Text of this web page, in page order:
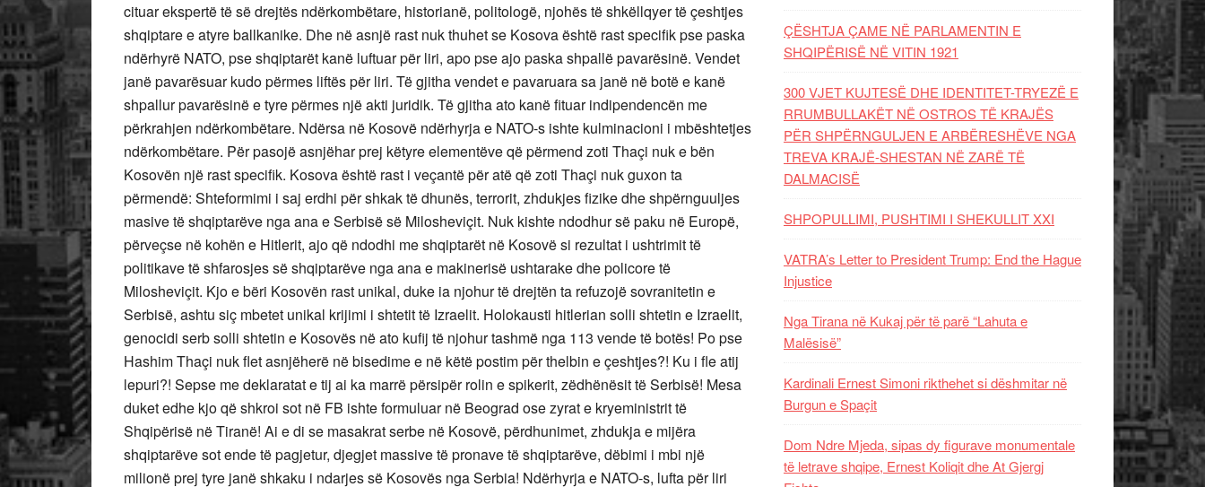
cituar ekspertë të së drejtës ndërkombëtare, historianë, politologë, njohës të shkëllqyer të çeshtjes
shqiptare e atyre ballkanike. Dhe në asnjë rast nuk thuhet se Kosova është rast specifik pse paska
ndërhyrë NATO, pse shqiptarët kanë luftuar për liri, apo pse ajo paska shpallë pavarësinë. Vendet
janë pavarësuar kudo përmes liftës për liri. Të gjitha vendet e pavaruara sa janë në botë e kanë
shpallur pavarësinë e tyre përmes një akti juridik. Të gjitha ato kanë fituar indipendencën me
përkrahjen ndërkombëtare. Ndërsa në Kosovë ndërhyrja e NATO-s ishte kulminacioni i mbështetjes
ndërkombëtare. Për pasojë asnjëhar prej këtyre elementëve që përmend zoti Thaçi nuk e bën
Kosovën një rast specifik. Kosova është rast i veçantë për atë që zoti Thaçi nuk guxon ta
përmendë: Shteformimi i saj erdhi për shkak të dhunës, terrorit, zhdukjes fizike dhe shpërnguuljes
masive të shqiptarëve nga ana e Serbisë së Milosheviçit. Nuk kishte ndodhur së paku në Europë,
përveçse në kohën e Hitlerit, ajo që ndodhi me shqiptarët në Kosovë si rezultat i ushtrimit të
politikave të shfarosjes së shqiptarëve nga ana e makinerisë ushtarake dhe policore të
Milosheviçit. Kjo e bëri Kosovën rast unikal, duke ia njohur të drejtën ta refuzojë sovranitetin e
Serbisë, ashtu siç mbetet unikal krijimi i shtetit të Izraelit. Holokausti hitlerian solli shtetin e Izraelit,
genocidi serb solli shtetin e Kosovës në ato kufij të njohur tashmë nga 113 vende të botës! Po pse
Hashim Thaçi nuk flet asnjëherë në bisedime e në këtë postim për thelbin e çeshtjes?! Ku i fle atij
lepuri?! Sepse me deklaratat e tij ai ka marrë përsipër rolin e spikerit, zëdhënësit të Serbisë! Mesa
duket edhe kjo që shkroi sot në FB ishte formuluar në Beograd ose zyrat e kryeministrit të
Shqipërisë në Tiranë! Ai e di se masakrat serbe në Kosovë, përdhunimet, zhdukja e mijëra
shqiptarëve sot ende të pagjetur, djegjet massive të pronave të shqiptarëve, dëbimi i mbi një
milionë prej tyre janë shkaku i ndarjes së Kosovës nga Serbia! Ndërhyrja e NATO-s, lufta për liri
ÇËSHTJA ÇAME NË PARLAMENTIN E
SHQIPËRISË NË VITIN 1921
300 VJET KUJTESË DHE IDENTITET-TRYEZË E
RRUMBULLAKËT NË OSTROS TË KRAJËS
PËR SHPËRNGULJEN E ARBËRESHËVE NGA
TREVA KRAJË-SHESTAN NË ZARË TË
DALMACISË
SHPOPULLIMI, PUSHTIMI I SHEKULLIT XXI
VATRA’s Letter to President Trump: End the Hague
Injustice
Nga Tirana në Kukaj për të parë “Lahuta e
Malësisë”
Kardinali Ernest Simoni rikthehet si dëshmitar në
Burgun e Spaçit
Dom Ndre Mjeda, sipas dy figurave monumentale
të letrave shqipe, Ernest Koliqit dhe At Gjergj